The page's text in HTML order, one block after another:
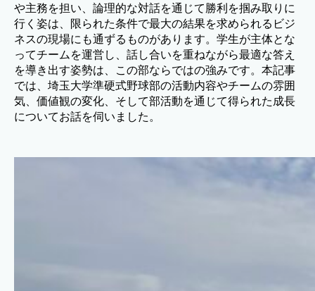
や主務を担い、論理的な対話を通じて勝利を掴み取りに
行く姿は、限られた条件で最大の結果を求められるビジ
ネスの現場にも通ずるものがあります。学生が主体とな
ってチームを運営し、話し合いを重ねながら最適な答え
を導き出す姿勢は、この部ならではの強みです。本記事
では、埼玉大学準硬式野球部の活動内容やチームの雰囲
気、価値観の変化、そして部活動を通じて得られた成長
についてお話を伺いました。